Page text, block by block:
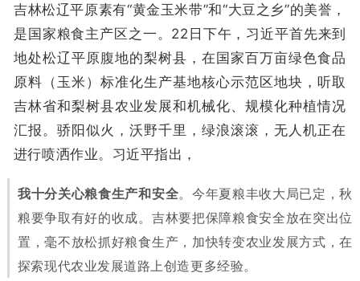
吉林松辽平原素有“黄金玉米带”和“大豆之乡”的美誉，
是国家粮食主产区之一。22日下午，习近平首先来到
地处松辽平原腹地的梨树县，在国家百万亩绿色食品
原料（玉米）标准化生产基地核心示范区地块，听取
吉林省和梨树县农业发展和机械化、规模化种植情况
汇报。骄阳似火，沃野千里，绿浪滚滚，无人机正在
进行喷洒作业。习近平指出，
我十分关心粮食生产和安全。今年夏粮丰收大局已定，秋
粮要争取有好的收成。吉林要把保障粮食安全放在突出位
置，毫不放松抓好粮食生产，加快转变农业发展方式，在
探索现代农业发展道路上创造更多经验。